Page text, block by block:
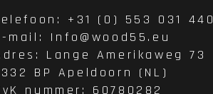
+31 (0) 553 031 440
mail: Info@wood55.eu
Lange Amerikaweg 73
BP Apeldoorn (NL)
nummer: 60780282